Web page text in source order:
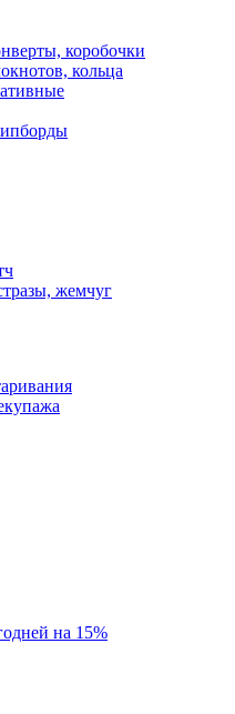
коробочки
кольца
жемчуг
на 15%